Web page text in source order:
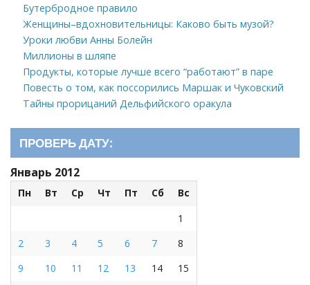
Бутербродное правило
Женщины–вдохновительницы: Каково быть музой?
Уроки любви Анны Болейн
Миллионы в шляпе
Продукты, которые лучше всего “работают” в паре
Повесть о том, как поссорились Маршак и Чуковский
Тайны прорицаний Дельфийского оракула
ПРОВЕРЬ ДАТУ:
Январь 2012
Пн Вт Ср Чт Пт Сб
Вс
1
2
3 4 5 6 7
8
9
10 11 12 13 14
15